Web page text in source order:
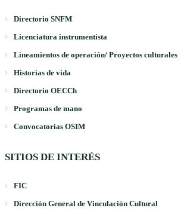
Directorio SNFM
Licenciatura instrumentista
Lineamientos de operación/ Proyectos culturales
Historias de vida
Directorio OECCh
Programas de mano
Convocatorias OSIM
SITIOS DE INTERÉS
FIC
Dirección General de Vinculación Cultural